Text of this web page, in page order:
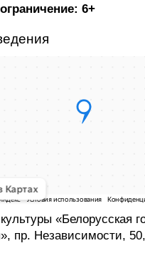
6+
«Белорусская
пр. Независимости,